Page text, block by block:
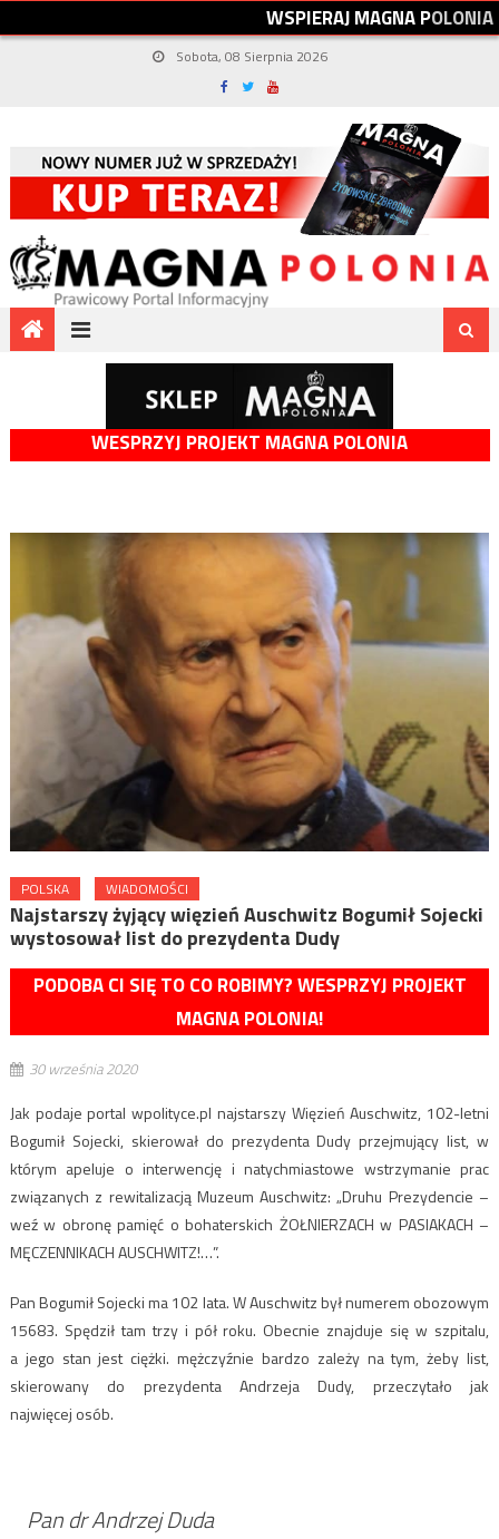
WSPIERAJMAGNAPOLONIA
Sobota, 08 Sierpnia 2026
WESPRZYJ PROJEKT MAGNA POLONIA
POLSKA WIADOMOŚCI
Najstarszy żyjący więzień Auschwitz Bogumił Sojecki
wystosował list do prezydenta Dudy
PODOBA CI SIĘ TO CO ROBIMY? WESPRZYJ PROJEKT
MAGNA POLONIA!
30 września 2020
Jak podaje portal wpolityce.pl najstarszy Więzień Auschwitz, 102-letni
Bogumił Sojecki, skierował do prezydenta Dudy przejmujący list, w
którym apeluje o interwencję i natychmiastowe wstrzymanie prac
związanych z rewitalizacją Muzeum Auschwitz: „Druhu Prezydencie –
weź w obronę pamięć o bohaterskich ŻOŁNIERZACH w PASIAKACH –
MĘCZENNIKACH AUSCHWITZ!…”.
Pan Bogumił Sojecki ma 102 lata. W Auschwitz był numerem obozowym
15683. Spędził tam trzy i pół roku. Obecnie znajduje się w szpitalu,
a jego stan jest ciężki. mężczyźnie bardzo zależy na tym, żeby list,
skierowany do prezydenta Andrzeja Dudy, przeczytało jak
najwięcej osób.
Pan dr Andrzej Duda